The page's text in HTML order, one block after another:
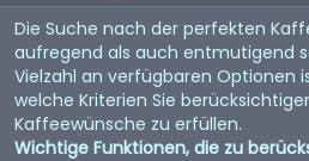
Die Suche nach der perfekten
aufregend als auch entmutigend
Vielzahl an verfügbaren Optionen
welche Kriterien Sie
Kaffeewünsche zu erfüllen.
Wichtige Funktionen, die zu